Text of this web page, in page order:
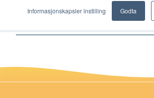
Informasjonskapsler instilling Godta
PER KRISTIAN LØVE
2. JUNI 2022
Hva vi gjør
Ressurser